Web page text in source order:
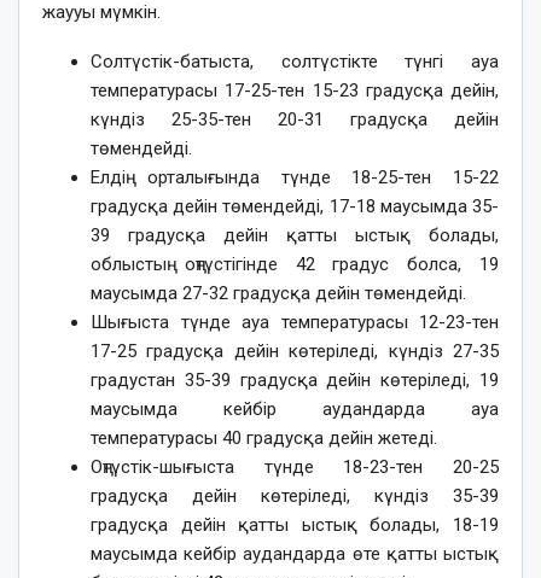
жаууы мүмкін.
Солтүстік-батыста, солтүстікте түнгі ауа
температурасы 17-25-тен 15-23 градусқа дейін,
күндіз 25-35-тен 20-31 градусқа дейін
төмендейді.
Елдің орталығында түнде 18-25-тен 15-22
градусқа дейін төмендейді, 17-18 маусымда 35-
39 градусқа дейін қатты ыстық болады,
облыстың оңтүстігінде 42 градус болса, 19
маусымда 27-32 градусқа дейін төмендейді.
Шығыста түнде ауа температурасы 12-23-тен
17-25 градусқа дейін көтеріледі, күндіз 27-35
градустан 35-39 градусқа дейін көтеріледі, 19
маусымда кейбір аудандарда ауа
температурасы 40 градусқа дейін жетеді.
Оңтүстік-шығыста түнде 18-23-тен 20-25
градусқа дейін көтеріледі, күндіз 35-39
градусқа дейін қатты ыстық болады, 18-19
маусымда кейбір аудандарда өте қатты ыстық